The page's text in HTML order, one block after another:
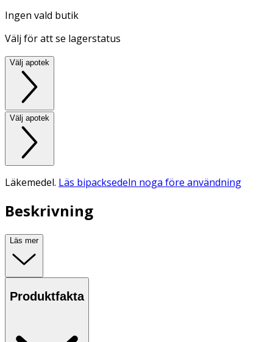
Ingen vald butik
Välj för att se lagerstatus
Välj apotek
Välj apotek
Läkemedel. Läs bipacksedeln noga före användning
Beskrivning
Läs mer
Produktfakta